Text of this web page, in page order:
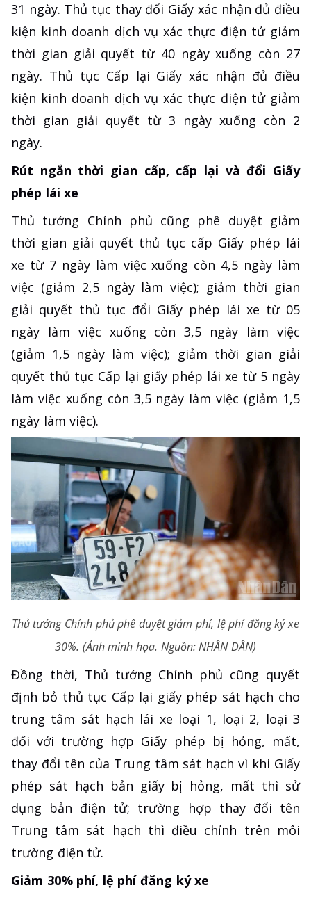
31 ngày. Thủ tục thay đổi Giấy xác nhận đủ điều
kiện kinh doanh dịch vụ xác thực điện tử giảm
thời gian giải quyết từ 40 ngày xuống còn 27
ngày. Thủ tục Cấp lại Giấy xác nhận đủ điều
kiện kinh doanh dịch vụ xác thực điện tử giảm
thời gian giải quyết từ 3 ngày xuống còn 2
ngày.
Rút ngắn thời gian cấp, cấp lại và đổi Giấy
phép lái xe
Thủ tướng Chính phủ cũng phê duyệt giảm
thời gian giải quyết thủ tục cấp Giấy phép lái
xe từ 7 ngày làm việc xuống còn 4,5 ngày làm
việc (giảm 2,5 ngày làm việc); giảm thời gian
giải quyết thủ tục đổi Giấy phép lái xe từ 05
ngày làm việc xuống còn 3,5 ngày làm việc
(giảm 1,5 ngày làm việc); giảm thời gian giải
quyết thủ tục Cấp lại giấy phép lái xe từ 5 ngày
làm việc xuống còn 3,5 ngày làm việc (giảm 1,5
ngày làm việc).
Thủ tướng Chính phủ phê duyệt giảm phí, lệ phí đăng ký xe
30%. (Ảnh minh họa. Nguồn: NHÂN DÂN)
Đồng thời, Thủ tướng Chính phủ cũng quyết
định bỏ thủ tục Cấp lại giấy phép sát hạch cho
trung tâm sát hạch lái xe loại 1, loại 2, loại 3
đối với trường hợp Giấy phép bị hỏng, mất,
thay đổi tên của Trung tâm sát hạch vì khi Giấy
phép sát hạch bản giấy bị hỏng, mất thì sử
dụng bản điện tử; trường hợp thay đổi tên
Trung tâm sát hạch thì điều chỉnh trên môi
trường điện tử.
Giảm 30% phí, lệ phí đăng ký xe